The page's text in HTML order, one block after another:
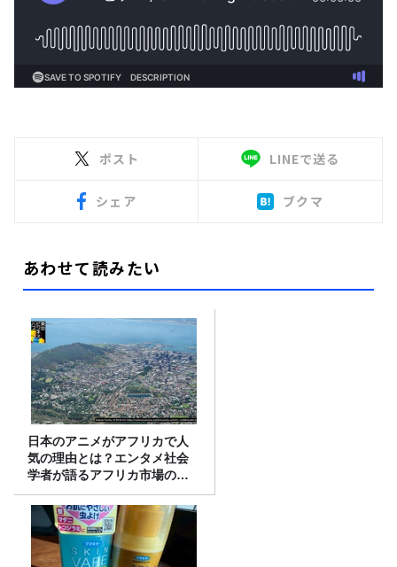
ポスト LINEで送る
シェア ブクマ
あわせて読みたい
日本のアニメがアフリカで人
気の理由とは？エンタメ社会
学者が語るアフリカ市場のリ
アル